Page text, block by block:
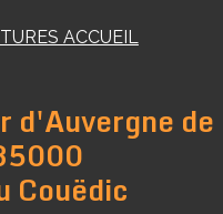
ACCUEIL
d'Auvergne de
Couëdic